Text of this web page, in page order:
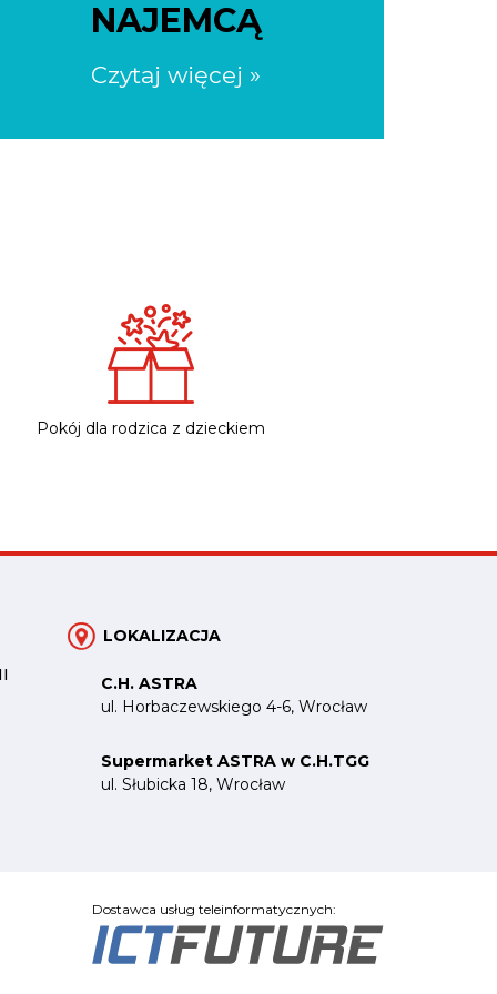
NAJEMCĄ
Czytaj więcej »
Pokój dla rodzica z dzieckiem
LOKALIZACJA
C.H. ASTRA
ul. Horbaczewskiego 4-6, Wrocław
Supermarket ASTRA w C.H.TGG
ul. Słubicka 18, Wrocław
Dostawca usług teleinformatycznych: